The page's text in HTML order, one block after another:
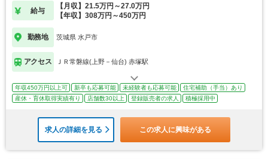
給与
【月収】21.5万円～27.0万円
【年収】308万円～450万円
勤務地 茨城県 水戸市
アクセス ＪＲ常磐線(上野－仙台) 赤塚駅
年収450万円以上可 新卒も応募可能 未経験者も応募可能
住宅補助（手当）あり
産休・育休取得実績有り
店舗数30以上 登録販売者の求人 積極採用中
求人の詳細を見る この求人に興味がある